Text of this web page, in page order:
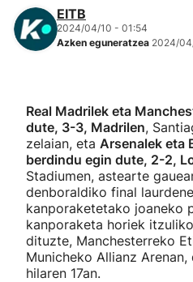
EITB
2024/04/10 - 01:54
Azken eguneratzea 2024/
Real Madrilek eta
dute, 3-3, Madrilen,
zelaian, eta Arsenalek eta
berdindu egin dute, 2-2,
Stadiumen, astearte
denboraldiko final
kanporaketetako joaneko
kanporaketa horiek
dituzte, Manchesterreko
Municheko Allianz
hilaren 17an.